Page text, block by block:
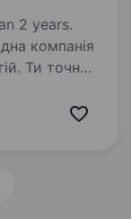
2 years.
Ти точно